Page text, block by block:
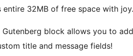
32MB of free space with joy.
Gutenberg block allows you to
title and message fields!